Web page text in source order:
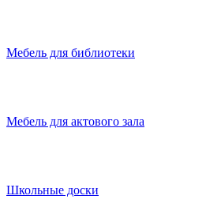
Мебель для библиотеки
Мебель для актового зала
Школьные доски